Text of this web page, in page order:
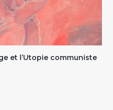
et l’Utopie communiste